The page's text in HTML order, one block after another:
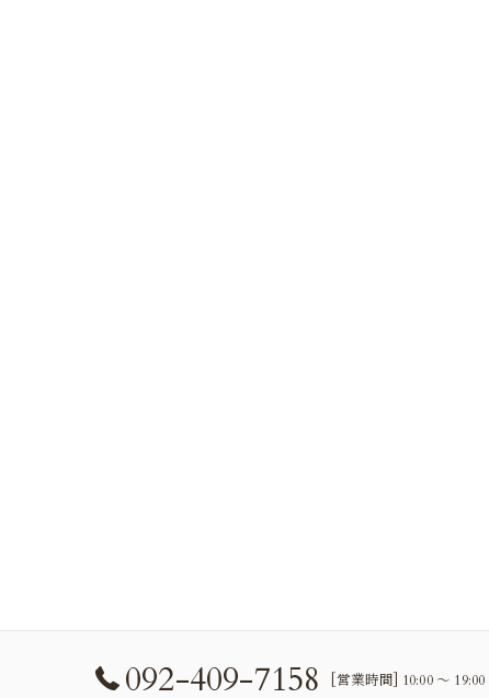
092-409-7158 [営業時間] 10:00 〜